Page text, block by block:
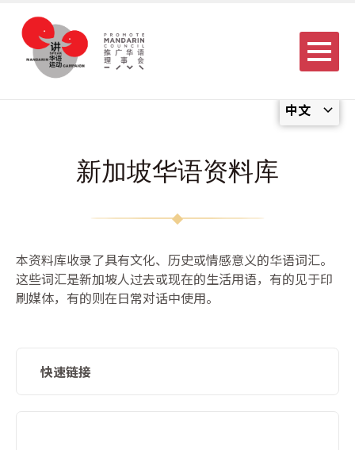
中文
Menu
新加坡华语资料库
本资料库收录了具有文化、历史或情感意义的华语词汇。
这些词汇是新加坡人过去或现在的生活用语，有的见于印
刷媒体，有的则在日常对话中使用。
快速链接